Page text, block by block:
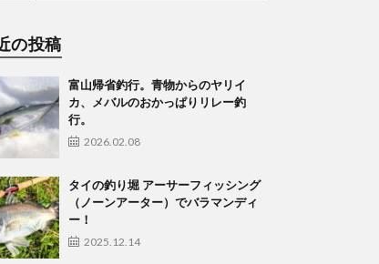
の投稿
富山帰省釣行。青物からのヤリイ
カ、メバルのおかっぱりリレー釣
行。
2026.02.08
タイの釣り堀 アーサーフィッシング
（ノーンアーター）でバラマンディ
ー！
2025.12.14